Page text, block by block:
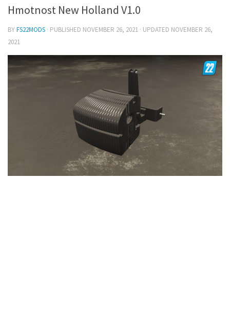
Hmotnost New Holland V1.0
BYFS22MODS · PUBLISHED NOVEMBER 26, 2021 · UPDATED NOVEMBER 26,
2021